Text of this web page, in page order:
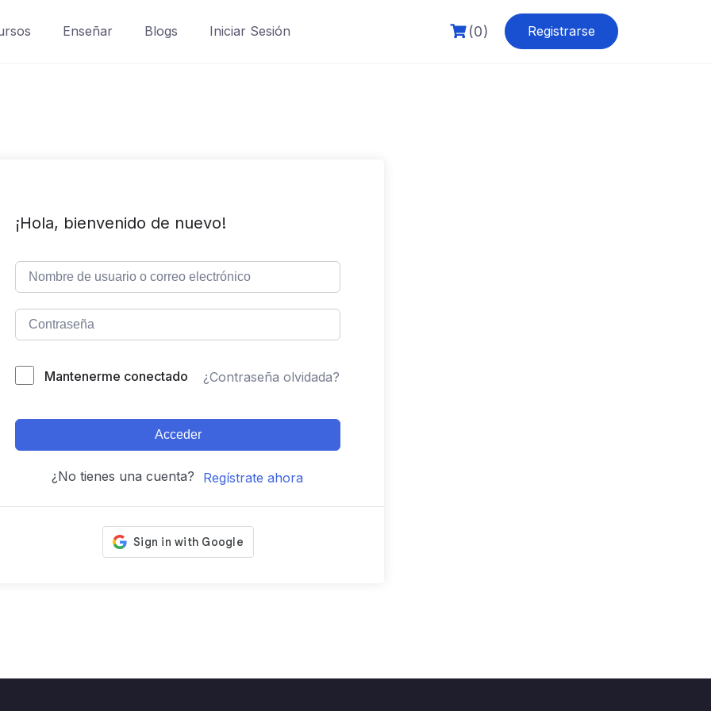
Enseñar Blogs Iniciar Sesión (0) Registrarse
¡Hola, bienvenido de nuevo!
Mantenerme conectado ¿Contraseña olvidada?
Acceder
¿No tienes una cuenta? Regístrate ahora